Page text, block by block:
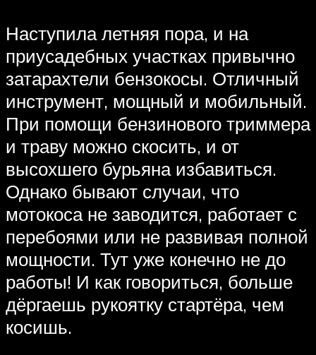
Наступила летняя пора, и на
приусадебных участках привычно
затарахтели бензокосы. Отличный
инструмент, мощный и мобильный.
При помощи бензинового триммера
и траву можно скосить, и от
высохшего бурьяна избавиться.
Однако бывают случаи, что
мотокоса не заводится, работает с
перебоями или не развивая полной
мощности. Тут уже конечно не до
работы! И как говориться, больше
дёргаешь рукоятку стартёра, чем
косишь.